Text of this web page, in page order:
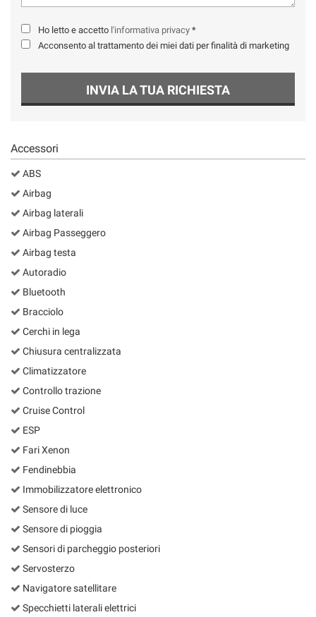
Ho letto e accetto l'informativa privacy *
Acconsento al trattamento dei miei dati per finalità di marketing
INVIA LA TUA RICHIESTA
Accessori
ABS
Airbag
Airbag laterali
Airbag Passeggero
Airbag testa
Autoradio
Bluetooth
Bracciolo
Cerchi in lega
Chiusura centralizzata
Climatizzatore
Controllo trazione
Cruise Control
ESP
Fari Xenon
Fendinebbia
Immobilizzatore elettronico
Sensore di luce
Sensore di pioggia
Sensori di parcheggio posteriori
Servosterzo
Navigatore satellitare
Specchietti laterali elettrici
Leggi
la